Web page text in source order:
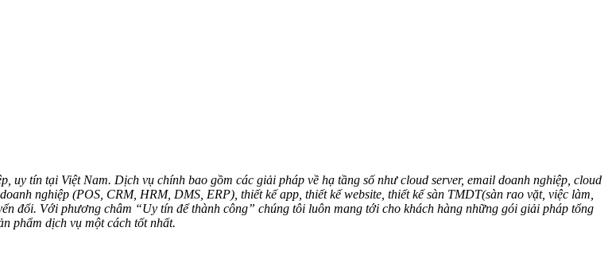
uy tín tại Việt Nam. Dịch vụ chính bao gồm các giải pháp về hạ tầng số như cloud server, email doanh nghiệp, cloud
nghiệp (POS, CRM, HRM, DMS, ERP), thiết kế app, thiết kế website, thiết kế sàn TMDT(sàn rao vặt, việc làm,
đổi. Với phương châm “Uy tín để thành công” chúng tôi luôn mang tới cho khách hàng những gói giải pháp tổng
phẩm dịch vụ một cách tốt nhất.